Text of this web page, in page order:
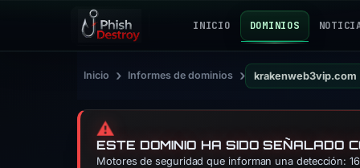
INICIO DOMINIOS
Inicio › Informes de dominios › krakenweb3vip.com
⚠️
ESTE DOMINIO HA SIDO SEÑALADO
Motores de seguridad que informan una detección: